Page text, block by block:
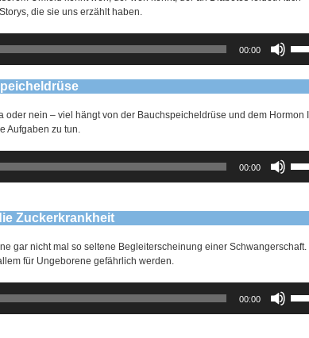
die sie uns erzählt haben.
00:00
um
die
oder nein – viel hängt von der Bauchspeicheldrüse und dem Hormon
Aufgaben zu tun.
00:00
die
zu
Zuckerkrankheit
gar nicht mal so seltene Begleiterscheinung einer Schwangerschaft.
für Ungeborene gefährlich werden.
00:00